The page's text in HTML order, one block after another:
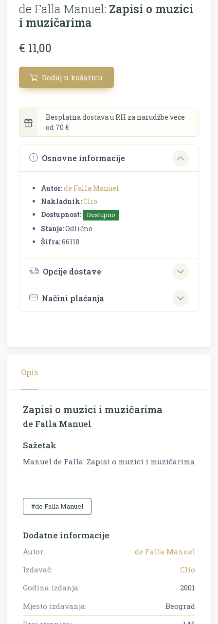
de Falla Manuel: Zapisi o muzici
i muzičarima
€ 11,00
Dodaj u košaricu
Besplatna dostava u RH za narudžbe veće
od 70 €
Osnovne informacije
Autor:de Falla Manuel
Nakladnik:Clio
Dostupnost:
Dostupno
Stanje:Odlično
Šifra:66118
Opcije dostave
Načini plaćanja
Opis
Zapisi o muzici i muzičarima
de Falla Manuel
Sažetak
Manuel de Falla: Zapisi o muzici i muzičarima
#de Falla Manuel
Dodatne informacije
Autor:
de Falla Manuel
Izdavač:
Clio
Godina izdanja:
2001
Mjesto izdavanja:
Beograd